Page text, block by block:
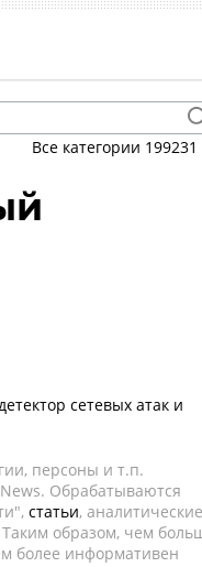
Все категории 199231
сетевых атак и
персоны и т.п.
Обрабатываются
статьи, аналитические
образом, чем
более информативен